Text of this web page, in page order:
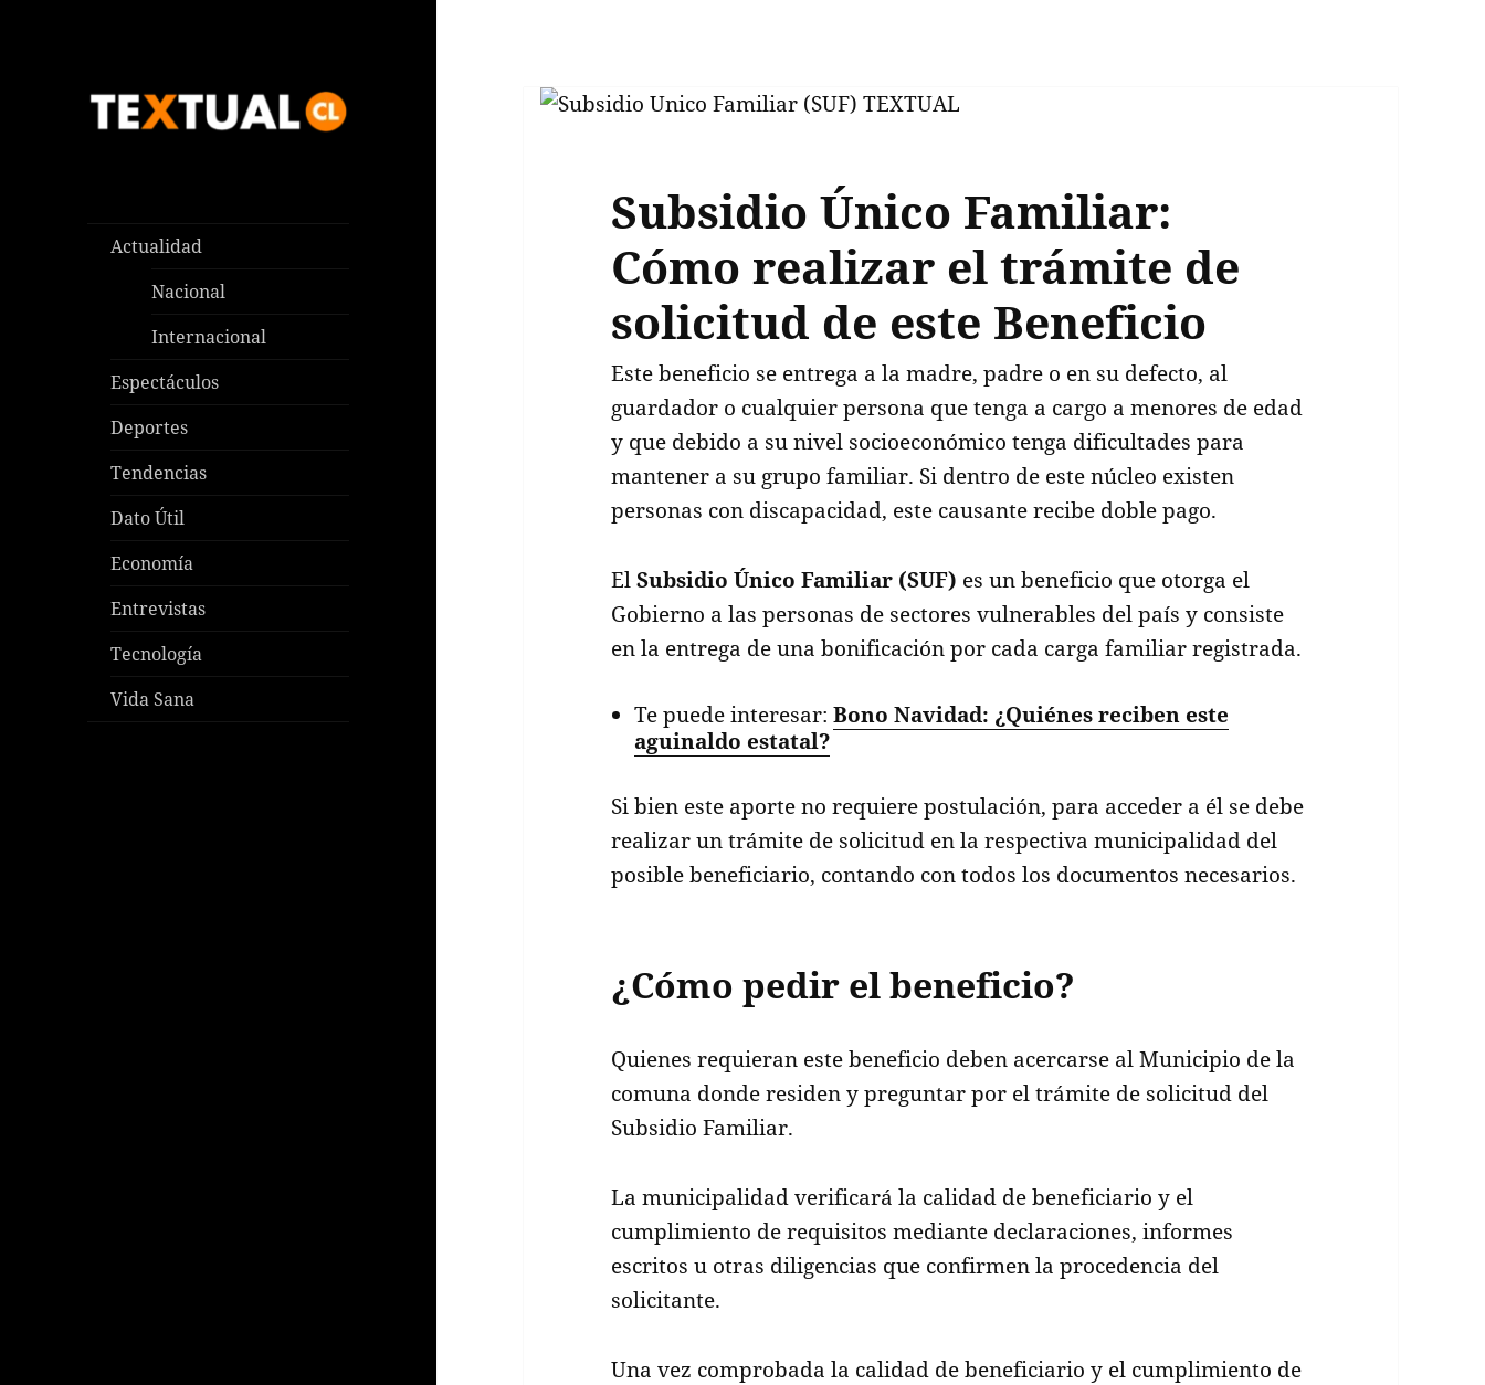
Actualidad
Nacional
Internacional
Espectáculos
Deportes
Tendencias
Dato Útil
Economía
Entrevistas
Tecnología
Vida Sana
Subsidio Único Familiar:
Cómo realizar el trámite de
solicitud de este Beneficio
Este beneficio se entrega a la madre, padre o en su defecto, al
guardador o cualquier persona que tenga a cargo a menores de edad
y que debido a su nivel socioeconómico tenga dificultades para
mantener a su grupo familiar. Si dentro de este núcleo existen
personas con discapacidad, este causante recibe doble pago.
ElSubsidio Único Familiar (SUF) es un beneficio que otorga el
Gobierno a las personas de sectores vulnerables del país y consiste
en la entrega de una bonificación por cada carga familiar registrada.
Te puede interesar:Bono Navidad: ¿Quiénes reciben este
aguinaldo estatal?
Si bien este aporte no requiere postulación, para acceder a él se debe
realizar un trámite de solicitud en la respectiva municipalidad del
posible beneficiario, contando con todos los documentos necesarios.
¿Cómo pedir el beneficio?
Quienes requieran este beneficio deben acercarse al Municipio de la
comuna donde residen y preguntar por el trámite de solicitud del
Subsidio Familiar.
La municipalidad verificará la calidad de beneficiario y el
cumplimiento de requisitos mediante declaraciones, informes
escritos u otras diligencias que confirmen la procedencia del
solicitante.
Una vez comprobada la calidad de beneficiario y el cumplimiento de